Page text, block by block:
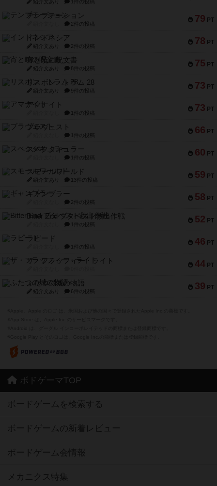
紹介文あり 1件の投稿
79 PT
テンプテーション
2件の投稿
78 PT
インドネシア
紹介文あり 2件の投稿
75 PT
宵と暁の呪文書
紹介文あり 8件の投稿
73 PT
リスボン・トラム 28
紹介文あり 9件の投稿
73 PT
アマナイト
1件の投稿
66 PT
ブラヴェスト
1件の投稿
60 PT
スペクタキュラー
1件の投稿
59 PT
スモールワールド
紹介文あり 13件の投稿
58 PT
ギャンブラー
2件の投稿
52 PT
Bitter End ブタペスト救出作戦
1件の投稿
46 PT
ラピード
1件の投稿
44 PT
ザ・フラッフィー・ライト
39 PT
ふたつの城の物語
紹介文あり 6件の投稿
ボドゲーマTOP
ボードゲームを検索する
ボードゲームの新着レビュー
ボードゲーム会情報
メカニクス特集